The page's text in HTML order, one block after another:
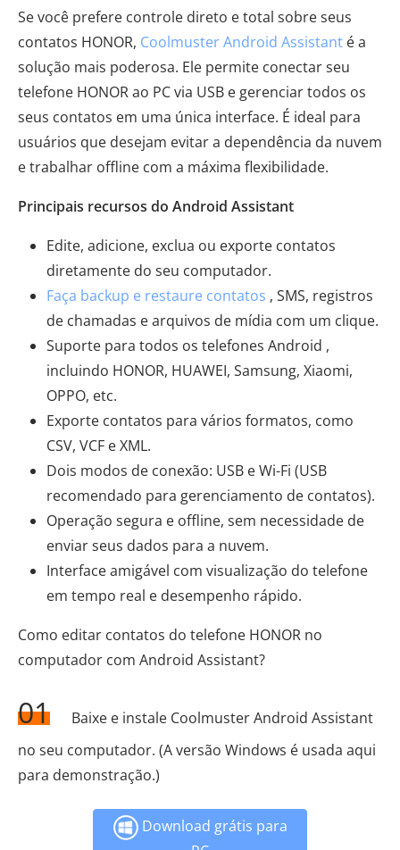
Se você prefere controle direto e total sobre seus
contatos HONOR, Coolmuster Android Assistant é a
solução mais poderosa. Ele permite conectar seu
telefone HONOR ao PC via USB e gerenciar todos os
seus contatos em uma única interface. É ideal para
usuários que desejam evitar a dependência da nuvem
e trabalhar offline com a máxima flexibilidade.
Principais recursos do Android Assistant
Edite, adicione, exclua ou exporte contatos
diretamente do seu computador.
Faça backup e restaure contatos , SMS, registros
de chamadas e arquivos de mídia com um clique.
Suporte para todos os telefones Android ,
incluindo HONOR, HUAWEI, Samsung, Xiaomi,
OPPO, etc.
Exporte contatos para vários formatos, como
CSV, VCF e XML.
Dois modos de conexão: USB e Wi-Fi (USB
recomendado para gerenciamento de contatos).
Operação segura e offline, sem necessidade de
enviar seus dados para a nuvem.
Interface amigável com visualização do telefone
em tempo real e desempenho rápido.
Como editar contatos do telefone HONOR no
computador com Android Assistant?
01
Baixe e instale Coolmuster Android Assistant
no seu computador. (A versão Windows é usada aqui
para demonstração.)
Download grátis para